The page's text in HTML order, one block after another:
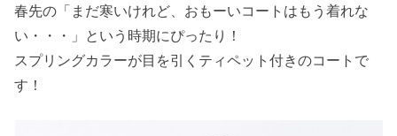
春先の「まだ寒いけれど、おもーいコートはもう着れな
い・・・」という時期にぴったり！
スプリングカラーが目を引くティペット付きのコートで
す！